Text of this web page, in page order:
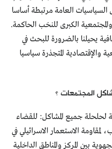
العامة مرتبطة أساسا
الكبرى للنخب الحاكمة.
يحيلنا بالضرورة للبحث في
والإقتصادية المتجذرة سياسيا
المجتمعات ؟
لحلحلة جميع المشاكل: للقضاء
لمقاومة الاستعمار الاسرائيلي في
بين المركز والمناطق الداخلية